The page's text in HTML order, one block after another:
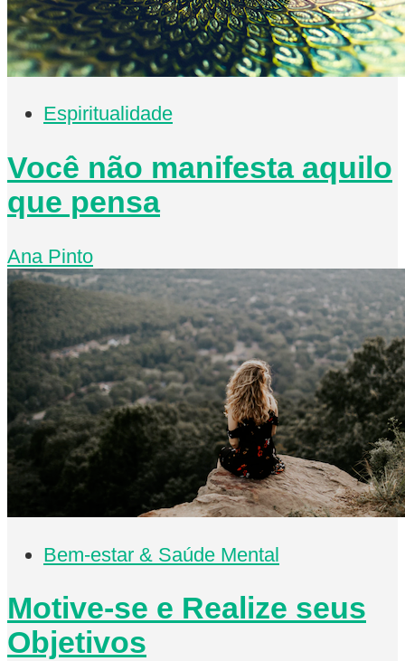
Espiritualidade
Você não manifesta aquilo
que pensa
Ana Pinto
Bem-estar & Saúde Mental
Motive-se e Realize seus
Objetivos